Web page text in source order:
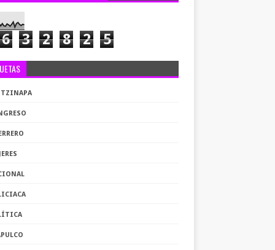
6 3 2 8 2 5